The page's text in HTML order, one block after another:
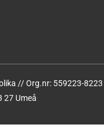
// Org.nr: 559223-8223
27 Umeå